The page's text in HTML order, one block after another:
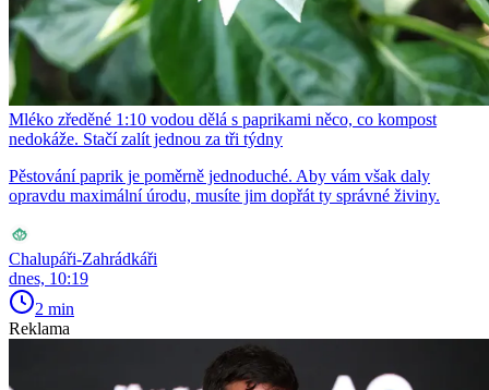
Mléko zředěné 1:10 vodou dělá s paprikami něco, co kompost
nedokáže. Stačí zalít jednou za tři týdny
Pěstování paprik je poměrně jednoduché. Aby vám však daly
opravdu maximální úrodu, musíte jim dopřát ty správné živiny.
Chalupáři-Zahrádkáři
dnes, 10:19
2 min
Reklama